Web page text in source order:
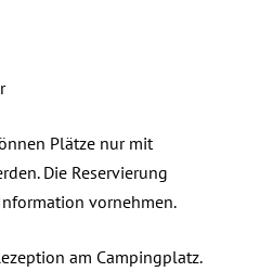
Plätze nur mit
Die Reservierung
vornehmen.
am Campingplatz.